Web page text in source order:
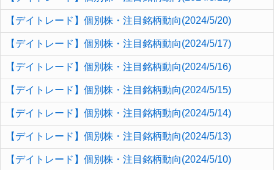
【デイトレード】個別株・注目銘柄動向(2024/5/20)
【デイトレード】個別株・注目銘柄動向(2024/5/17)
【デイトレード】個別株・注目銘柄動向(2024/5/16)
【デイトレード】個別株・注目銘柄動向(2024/5/15)
【デイトレード】個別株・注目銘柄動向(2024/5/14)
【デイトレード】個別株・注目銘柄動向(2024/5/13)
【デイトレード】個別株・注目銘柄動向(2024/5/10)